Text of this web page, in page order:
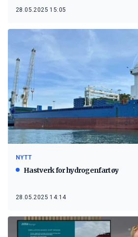
28.05.2025 15:05
NYTT
Hastverk for hydrogenfartøy
28.05.2025 14:14